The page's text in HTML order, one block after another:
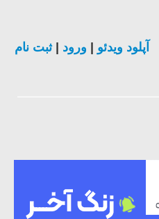
آپلود ویدئو ورود |ثبت نام